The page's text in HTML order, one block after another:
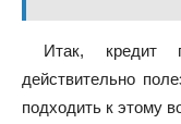
Итак, кредит
действительно
подходить к этому